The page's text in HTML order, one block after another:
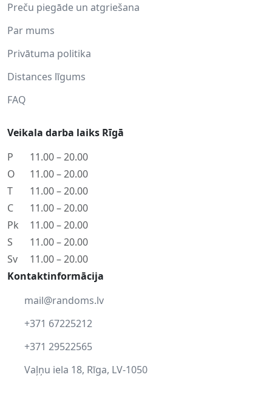
Preču piegāde un atgriešana
Par mums
Privātuma politika
Distances līgums
FAQ
Veikala darba laiks Rīgā
P
11.00 – 20.00
O
11.00 – 20.00
T
11.00 – 20.00
C
11.00 – 20.00
Pk
11.00 – 20.00
S
11.00 – 20.00
Sv
11.00 – 20.00
Kontaktinformācija
mail@randoms.lv
+371 67225212
+371 29522565
Vaļņu iela 18, Rīga, LV-1050